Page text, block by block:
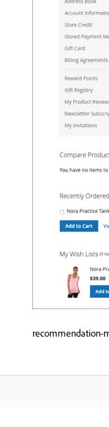
recommendation-